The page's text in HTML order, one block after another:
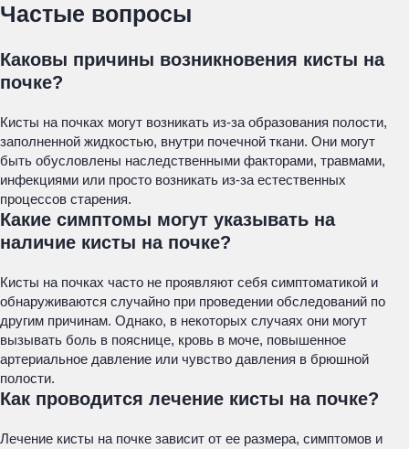
Частые вопросы
Каковы причины возникновения кисты на
почке?
Кисты на почках могут возникать из-за образования полости,
заполненной жидкостью, внутри почечной ткани. Они могут
быть обусловлены наследственными факторами, травмами,
инфекциями или просто возникать из-за естественных
процессов старения.
Какие симптомы могут указывать на
наличие кисты на почке?
Кисты на почках часто не проявляют себя симптоматикой и
обнаруживаются случайно при проведении обследований по
другим причинам. Однако, в некоторых случаях они могут
вызывать боль в пояснице, кровь в моче, повышенное
артериальное давление или чувство давления в брюшной
полости.
Как проводится лечение кисты на почке?
Лечение кисты на почке зависит от ее размера, симптомов и